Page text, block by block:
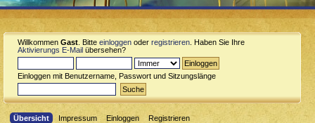
Willkommen Gast . Bitte einloggen oder registrieren . Haben Sie Ihre
Aktivierungs E-Mail übersehen?
Einloggen mit Benutzername, Passwort und Sitzungslänge
Übersicht Impressum Einloggen Registrieren